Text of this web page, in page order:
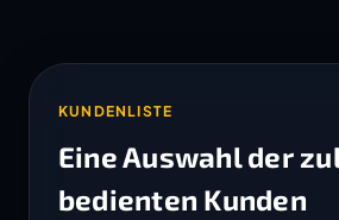
KUNDENLISTE
Eine Auswahl der
bedienten Kunden